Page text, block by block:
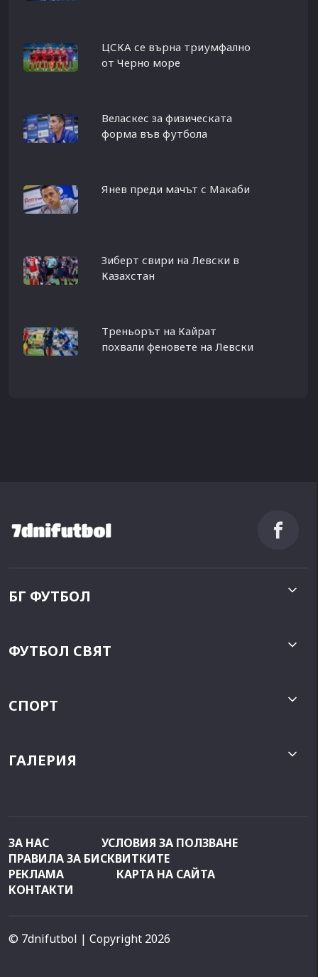
ЦСКА се върна триумфално
от Черно море
Веласкес за физическата
форма във футбола
Янев преди мачът с Макаби
Зиберт свири на Левски в
Казахстан
Треньорът на Кайрат
похвали феновете на Левски
БГ ФУТБОЛ
ФУТБОЛ СВЯТ
СПОРТ
ГАЛЕРИЯ
ЗА НАС
УСЛОВИЯ ЗА ПОЛЗВАНЕ
ПРАВИЛА ЗА БИСКВИТКИТЕ
РЕКЛАМА
КАРТА НА САЙТА
КОНТАКТИ
© 7dnifutbol | Copyright 2026